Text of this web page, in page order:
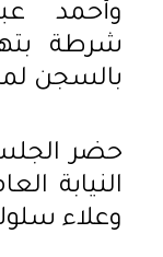
وأحمد
شرطة
بالسجن
حضر
النيابة
وعلاء